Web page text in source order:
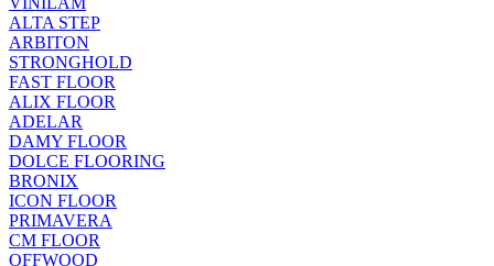
ALTA STEP
ARBITON
STRONGHOLD
FAST FLOOR
ALIX FLOOR
ADELAR
DAMY FLOOR
DOLCE FLOORING
BRONIX
ICON FLOOR
PRIMAVERA
CM FLOOR
OFFWOOD